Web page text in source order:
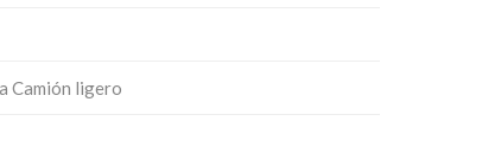
Camión ligero